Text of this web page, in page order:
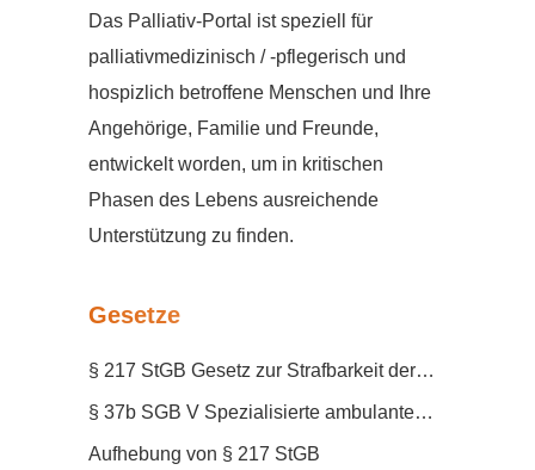
Das Palliativ-Portal ist speziell für
palliativmedizinisch / -pflegerisch und
hospizlich betroffene Menschen und Ihre
Angehörige, Familie und Freunde,
entwickelt worden, um in kritischen
Phasen des Lebens ausreichende
Unterstützung zu finden.
Gesetze
§ 217 StGB Gesetz zur Strafbarkeit der
geschäftsmäßigen Förderung der
Selbsttötung
§ 37b SGB V Spezialisierte ambulante
Palliativversorgung
Aufhebung von § 217 StGB